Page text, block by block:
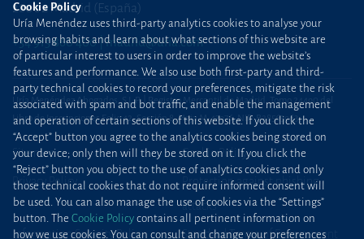
28002 Madrid (España)
+34 915 860 400 madrid@uria.com
Uría Menéndez Abogados, S.L.P. | Registro Mercantil de Madrid, Tomo 24490 del
Libro de Inscripciones Folio 42, Sección 8, Hoja M-43976. NIF: B28563963
Site map Cookie Policy
Privacy Policy
Protection against phishing
attacks
Information Security Policy Standard Terms of Engagement
Cookie Policy
Uría Menéndez uses third-party analytics cookies to analyse your
browsing habits and learn about what sections of this website are
of particular interest to users in order to improve the website’s
features and performance. We also use both first-party and third-
party technical cookies to record your preferences, mitigate the risk
associated with spam and bot traffic, and enable the management
and operation of certain sections of this website. If you click the
“Accept” button you agree to the analytics cookies being stored on
your device; only then will they be stored on it. If you click the
“Reject” button you object to the use of analytics cookies and only
those technical cookies that do not require informed consent will
be used. You can also manage the use of cookies via the “Settings”
button. The Cookie Policy contains all pertinent information on
how we use cookies. You can consult and change your preferences